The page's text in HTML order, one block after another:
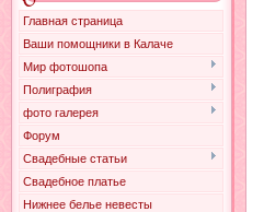
Главная страница
Ваши помощники в Калаче
Мир фотошопа
Полиграфия
фото галерея
Форум
Свадебные статьи
Свадебное платье
Нижнее белье невесты